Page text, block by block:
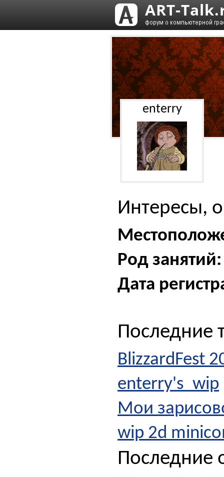
enterry
Интересы,
Род занятий:
Дата
Последние
BlizzardFest
enterry's_wip
Мои
wip 2d
Последние